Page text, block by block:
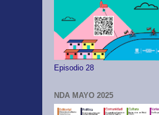
Episodio 28
NDA MAYO 2025